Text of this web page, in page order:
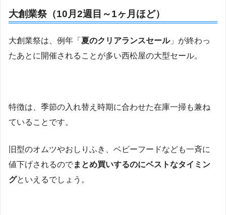
大創業祭（10月2週目～1ヶ月ほど）
大創業祭は、例年「 夏のクリアランスセール」が終わっ
たあとに開催されることが多い西松屋の大型セール。
特徴は、季節の入れ替え時期に合わせた在庫一掃も兼ね
ていることです。
旧型のオムツやおしりふき、ベビーフードなども一斉に
値下げされるのでまとめ買いするのにベストなタイミン
グといえるでしょう。